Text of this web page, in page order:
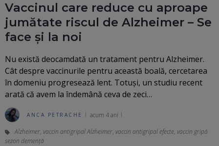
Vaccinul care reduce cu aproape
jumătate riscul de Alzheimer – Se
face și la noi
Nu există deocamdată un tratament pentru Alzheimer.
Cât despre vaccinurile pentru această boală, cercetarea
în domeniu progresează lent. Totuși, un studiu recent
arată că avem la îndemână ceva de zeci…
ANCA PETRACHE acum 4 ani
Alzheimer, vaccin antigripal Alzheimer, vaccin antigripal efecte, vaccin gripă
sezon demență